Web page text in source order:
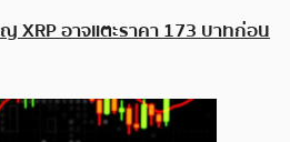
XRP อาจแตะราคา 173 บาทก่อน